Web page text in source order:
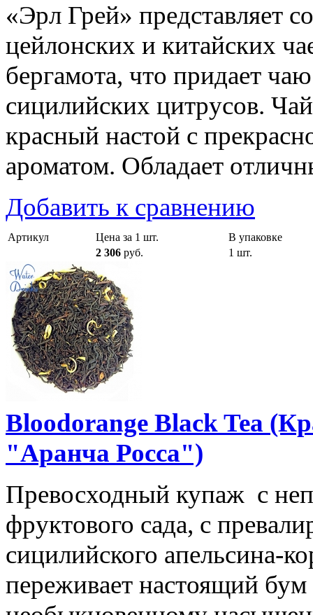
«Эрл Грей» представляет
цейлонских и китайских
бергамота, что придает
сицилийских цитрусов.
красный настой с
ароматом. Обладает
Добавить к сравнению
Артикул Цена за 1 шт.
В упаковке
2 306 руб. 1 шт.
Bloodorange Black Tea
"Аранча Росса")
Превосходный купаж с
фруктового сада, с
сицилийского апельсина-
переживает настоящий бум